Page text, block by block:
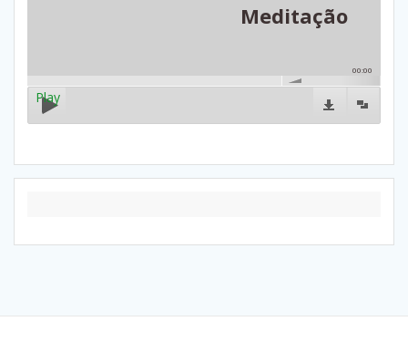
Meditação
00:00
Play